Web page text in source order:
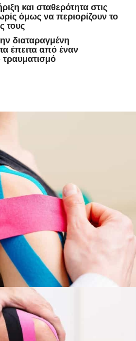
και σταθερότητα στις
όμως να περιορίζουν το
τους
διαταραγμένη
έπειτα από έναν
τραυματισμό